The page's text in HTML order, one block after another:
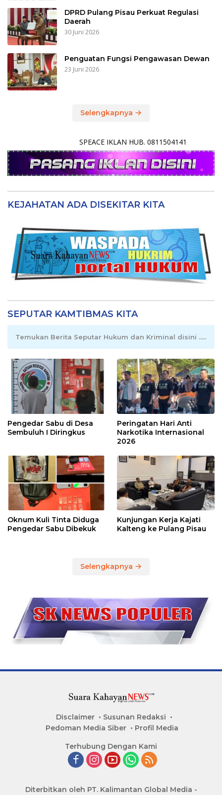
DPRD Pulang Pisau Perkuat Regulasi
Daerah
30 Juni 2026
Penguatan Fungsi Pengawasan Dewan
23 Juni 2026
Selengkapnya
SPEACE IKLAN HUB. 0811504141
KEJAHATAN ADA DISEKITAR KITA
SEPUTAR KAMTIBMAS KITA
Temukan Berita Seputar Hukum dan Kriminal disini .....
Pengedar Sabu di Desa
Sembuluh I Diringkus
Peringatan Hari Anti
Narkotika Internasional
2026
Oknum Kuli Tinta Diduga
Pengedar Sabu Dibekuk
Kunjungan Kerja Kajati
Kalteng ke Pulang Pisau
Selengkapnya
Disclaimer
Susunan Redaksi
Pedoman Media Siber
Profil Media
Terhubung Dengan Kami
Diterbitkan oleh PT. Kalimantan Global Media -